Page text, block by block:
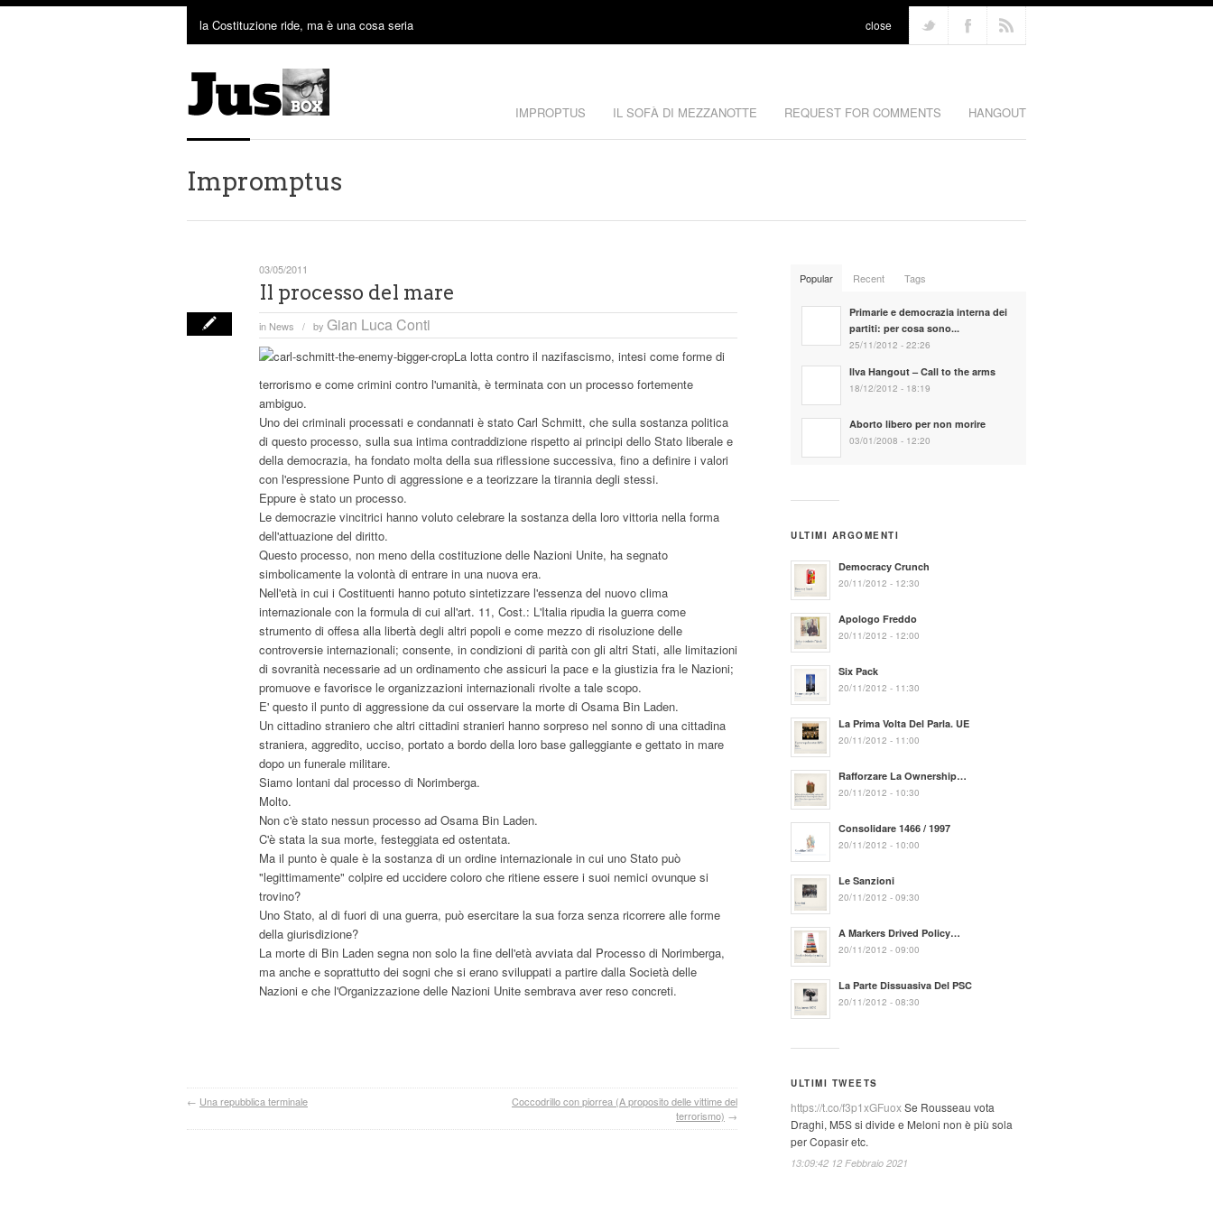
la Costituzione ride, ma è una cosa seria close
IMPROPTUS IL SOFÀ DI MEZZANOTTE REQUEST FOR COMMENTS HANGOUT
Impromptus
Il processo del mare
in News / by Gian Luca Conti
03/05/2011
La lotta contro il nazifascismo, intesi come forme di
terrorismo e come crimini contro l'umanità, è terminata con un processo fortemente
ambiguo.
Uno dei criminali processati e condannati è stato Carl Schmitt, che sulla sostanza politica
di questo processo, sulla sua intima contraddizione rispetto ai principi dello Stato liberale e
della democrazia, ha fondato molta della sua riflessione successiva, fino a definire i valori
con l'espressione Punto di aggressione e a teorizzare la tirannia degli stessi.
Eppure è stato un processo.
Le democrazie vincitrici hanno voluto celebrare la sostanza della loro vittoria nella forma
dell'attuazione del diritto.
Questo processo, non meno della costituzione delle Nazioni Unite, ha segnato
simbolicamente la volontà di entrare in una nuova era.
Nell'età in cui i Costituenti hanno potuto sintetizzare l'essenza del nuovo clima
internazionale con la formula di cui all'art. 11, Cost.: L'Italia ripudia la guerra come
strumento di offesa alla libertà degli altri popoli e come mezzo di risoluzione delle
controversie internazionali; consente, in condizioni di parità con gli altri Stati, alle limitazioni
di sovranità necessarie ad un ordinamento che assicuri la pace e la giustizia fra le Nazioni;
promuove e favorisce le organizzazioni internazionali rivolte a tale scopo.
E' questo il punto di aggressione da cui osservare la morte di Osama Bin Laden.
Un cittadino straniero che altri cittadini stranieri hanno sorpreso nel sonno di una cittadina
straniera, aggredito, ucciso, portato a bordo della loro base galleggiante e gettato in mare
dopo un funerale militare.
Siamo lontani dal processo di Norimberga.
Molto.
Non c'è stato nessun processo ad Osama Bin Laden.
C'è stata la sua morte, festeggiata ed ostentata.
Ma il punto è quale è la sostanza di un ordine internazionale in cui uno Stato può
"legittimamente" colpire ed uccidere coloro che ritiene essere i suoi nemici ovunque si
trovino?
Uno Stato, al di fuori di una guerra, può esercitare la sua forza senza ricorrere alle forme
della giurisdizione?
La morte di Bin Laden segna non solo la fine dell'età avviata dal Processo di Norimberga,
ma anche e soprattutto dei sogni che si erano sviluppati a partire dalla Società delle
Nazioni e che l'Organizzazione delle Nazioni Unite sembrava aver reso concreti.
← Una repubblica terminale
Coccodrillo con piorrea (A proposito delle vittime del
terrorismo) →
Popular Recent Tags
Primarie e democrazia interna dei
partiti: per cosa sono...
25/11/2012 - 22:26
Ilva Hangout – Call to the arms
18/12/2012 - 18:19
Aborto libero per non morire
03/01/2008 - 12:20
ULTIMI ARGOMENTI
Democracy Crunch
20/11/2012 - 12:30
Apologo Freddo
20/11/2012 - 12:00
Six Pack
20/11/2012 - 11:30
La Prima Volta Del Parla. UE
20/11/2012 - 11:00
Rafforzare La Ownership…
20/11/2012 - 10:30
Consolidare 1466 / 1997
20/11/2012 - 10:00
Le Sanzioni
20/11/2012 - 09:30
A Markers Drived Policy…
20/11/2012 - 09:00
La Parte Dissuasiva Del PSC
20/11/2012 - 08:30
ULTIMI TWEETS
https://t.co/f3p1xGFuoxSe Rousseau vota
Draghi, M5S si divide e Meloni non è più sola
per Copasir etc.
13:09:42 12 Febbraio 2021